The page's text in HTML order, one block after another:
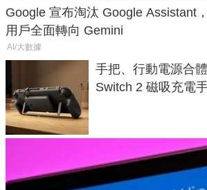
Google 宣布淘汰 Google Assistant
用戶全面轉向 Gemini
AI/大數據
手把、行動電源合
Switch 2 磁吸充電